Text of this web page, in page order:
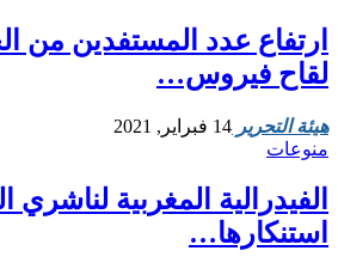
ارتفاع عدد المستفدين من
لقاح فيروس…
هيئة التحرير 14 فبراير, 2021
منوعات
الفيدرالية المغربية
استنكارها…